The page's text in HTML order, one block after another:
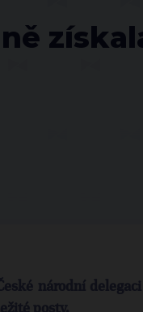
národní delegaci
posty.